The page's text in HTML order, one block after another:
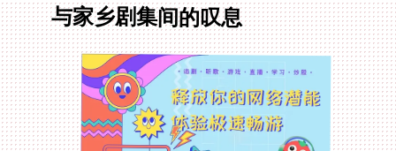
与家乡剧集间的叹息